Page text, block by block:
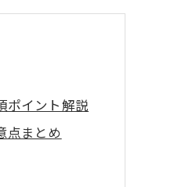
ポイント解説
点まとめ
こととは